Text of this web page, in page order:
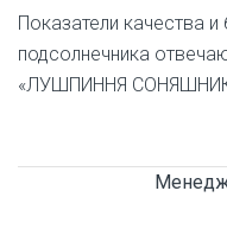
Показатели качества и
подсолнечника
«ЛУШПИННЯ